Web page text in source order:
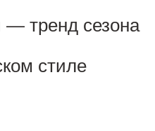
— тренд сезона
стиле